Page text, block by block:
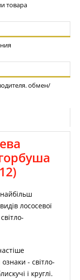
товара
обмен/
лососевої
ознаки - світло-
і круглі.